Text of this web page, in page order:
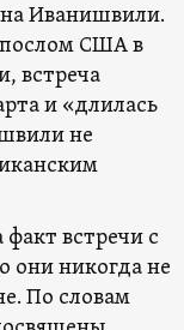
Иванишвили.
послом США в
встреча
и «длилась
не
встречи с
они никогда не
По словам